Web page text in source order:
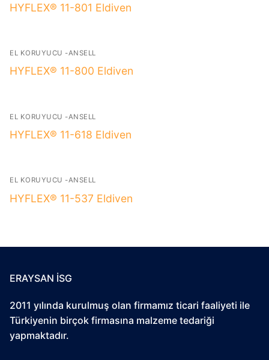
HYFLEX® 11-801 Eldiven
EL KORUYUCU -ANSELL
HYFLEX® 11-800 Eldiven
EL KORUYUCU -ANSELL
HYFLEX® 11-618 Eldiven
EL KORUYUCU -ANSELL
HYFLEX® 11-537 Eldiven
ERAYSAN İSG
2011 yılında kurulmuş olan firmamız ticari faaliyeti ile
Türkiyenin birçok firmasına malzeme tedariği
yapmaktadır.